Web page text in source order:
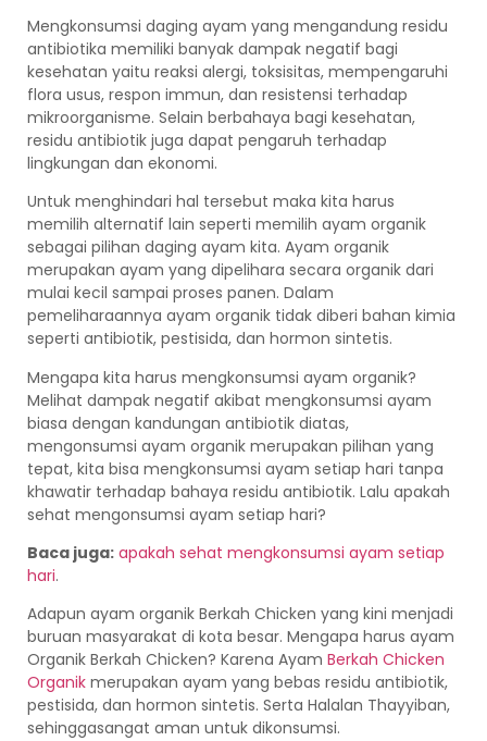
Mengkonsumsi daging ayam yang mengandung residu
antibiotika memiliki banyak dampak negatif bagi
kesehatan yaitu reaksi alergi, toksisitas, mempengaruhi
flora usus, respon immun, dan resistensi terhadap
mikroorganisme. Selain berbahaya bagi kesehatan,
residu antibiotik juga dapat pengaruh terhadap
lingkungan dan ekonomi.
Untuk menghindari hal tersebut maka kita harus
memilih alternatif lain seperti memilih ayam organik
sebagai pilihan daging ayam kita. Ayam organik
merupakan ayam yang dipelihara secara organik dari
mulai kecil sampai proses panen. Dalam
pemeliharaannya ayam organik tidak diberi bahan kimia
seperti antibiotik, pestisida, dan hormon sintetis.
Mengapa kita harus mengkonsumsi ayam organik?
Melihat dampak negatif akibat mengkonsumsi ayam
biasa dengan kandungan antibiotik diatas,
mengonsumsi ayam organik merupakan pilihan yang
tepat, kita bisa mengkonsumsi ayam setiap hari tanpa
khawatir terhadap bahaya residu antibiotik. Lalu apakah
sehat mengonsumsi ayam setiap hari?
Baca juga: apakah sehat mengkonsumsi ayam setiap
hari.
Adapun ayam organik Berkah Chicken yang kini menjadi
buruan masyarakat di kota besar. Mengapa harus ayam
Organik Berkah Chicken? Karena Ayam Berkah Chicken
Organik merupakan ayam yang bebas residu antibiotik,
pestisida, dan hormon sintetis. Serta Halalan Thayyiban,
sehinggasangat aman untuk dikonsumsi.